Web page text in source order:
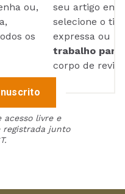
ou,
os
seu artigo em
selecione o
expressa ou
trabalho para
corpo de
acesso livre e
registrada junto